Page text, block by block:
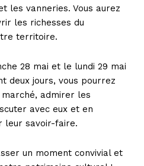
les vanneries. Vous aurez
les richesses du
territoire.
28 mai et le lundi 29 mai
deux jours, vous pourrez
admirer les
avec eux et en
leur savoir-faire.
un moment convivial et